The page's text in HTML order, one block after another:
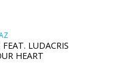
LUDACRIS
HEART